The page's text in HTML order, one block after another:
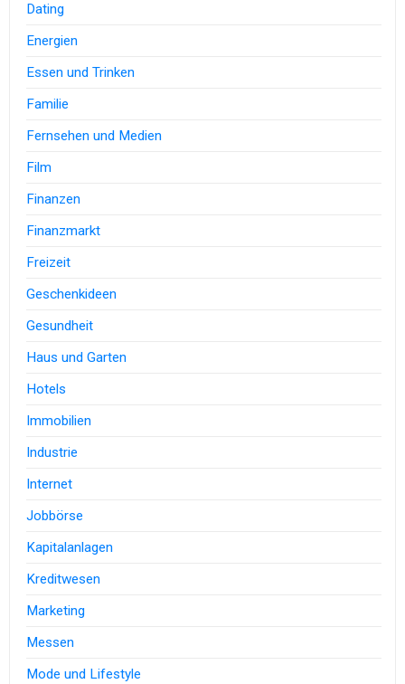
Dating
Energien
Essen und Trinken
Familie
Fernsehen und Medien
Film
Finanzen
Finanzmarkt
Freizeit
Geschenkideen
Gesundheit
Haus und Garten
Hotels
Immobilien
Industrie
Internet
Jobbörse
Kapitalanlagen
Kreditwesen
Marketing
Messen
Mode und Lifestyle